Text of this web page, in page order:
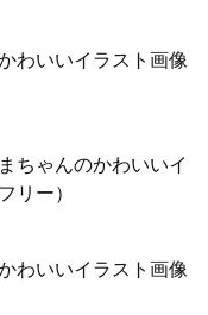
わいいイラスト画像
ちゃんのかわいいイ
リー）
わいいイラスト画像